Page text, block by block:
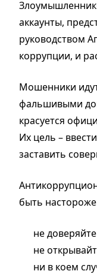
аккаунты,
руководством
коррупции, и
Мошенники
фальшивыми
красуется
Их цель –
заставить
быть
не
не
ни в коем